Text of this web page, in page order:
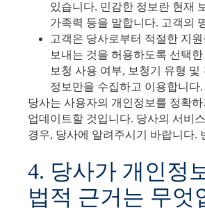
있습니다. 민감한 정보란 현재
가족력 등을 말합니다. 고객의
고객은 당사로부터 적절한 지
보내는 것을 허용하도록 선택
보청 사용 여부, 보청기 유형
정보만을 수집하고 이용합니다.
당사는 사용자의 개인정보를 정확
업데이트할 것입니다. 당사의 서비
경우, 당사에 알려주시기 바랍니다.
4. 당사가 개인정
법적 근거는 무엇